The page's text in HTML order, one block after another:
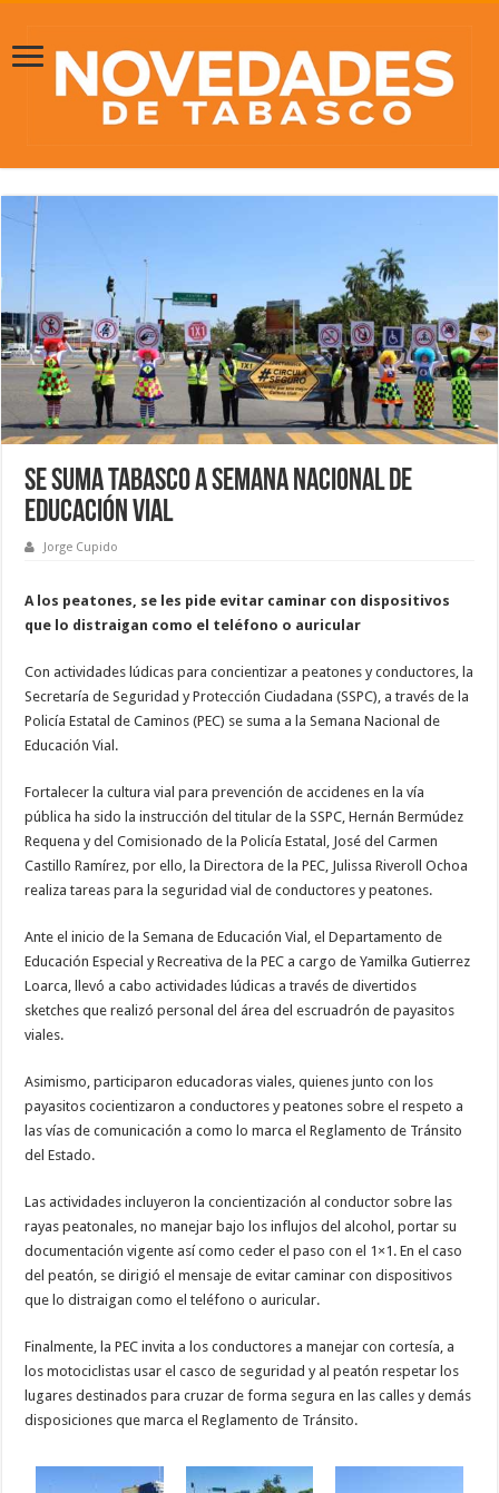
Se suma Tabasco a Semana Nacional de
Educación Vial
Jorge Cupido
A los peatones, se les pide evitar caminar con dispositivos
que lo distraigan como el teléfono o auricular
Con actividades lúdicas para concientizar a peatones y conductores, la
Secretaría de Seguridad y Protección Ciudadana (SSPC), a través de la
Policía Estatal de Caminos (PEC) se suma a la Semana Nacional de
Educación Vial.
Fortalecer la cultura vial para prevención de accidenes en la vía
pública ha sido la instrucción del titular de la SSPC, Hernán Bermúdez
Requena y del Comisionado de la Policía Estatal, José del Carmen
Castillo Ramírez, por ello, la Directora de la PEC, Julissa Riveroll Ochoa
realiza tareas para la seguridad vial de conductores y peatones.
Ante el inicio de la Semana de Educación Vial, el Departamento de
Educación Especial y Recreativa de la PEC a cargo de Yamilka Gutierrez
Loarca, llevó a cabo actividades lúdicas a través de divertidos
sketches que realizó personal del área del escruadrón de payasitos
viales.
Asimismo, participaron educadoras viales, quienes junto con los
payasitos cocientizaron a conductores y peatones sobre el respeto a
las vías de comunicación a como lo marca el Reglamento de Tránsito
del Estado.
Las actividades incluyeron la concientización al conductor sobre las
rayas peatonales, no manejar bajo los influjos del alcohol, portar su
documentación vigente así como ceder el paso con el 1×1. En el caso
del peatón, se dirigió el mensaje de evitar caminar con dispositivos
que lo distraigan como el teléfono o auricular.
Finalmente, la PEC invita a los conductores a manejar con cortesía, a
los motociclistas usar el casco de seguridad y al peatón respetar los
lugares destinados para cruzar de forma segura en las calles y demás
disposiciones que marca el Reglamento de Tránsito.